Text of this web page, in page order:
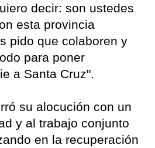
decir: son ustedes
esta provincia
pido que colaboren y
para poner
a Santa Cruz".
su alocución con un
y al trabajo conjunto
en la recuperación